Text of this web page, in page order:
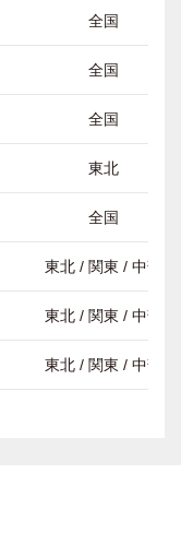
全国
全国
全国
東北
全国
東北 / 関東 / 中部
東北 / 関東 / 中部
東北 / 関東 / 中部